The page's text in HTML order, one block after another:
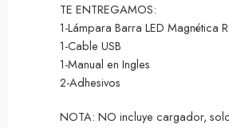
TE ENTREGAMOS:
1-Lámpara Barra LED Magnética
1-Cable USB
1-Manual en Ingles
2-Adhesivos
NOTA: NO incluye cargador,